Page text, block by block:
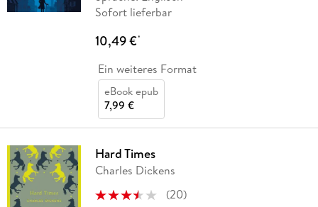
Sofort lieferbar
10,49 €*
Ein weiteres Format
eBook epub
7,99 €
Hard Times
Charles Dickens
(20)